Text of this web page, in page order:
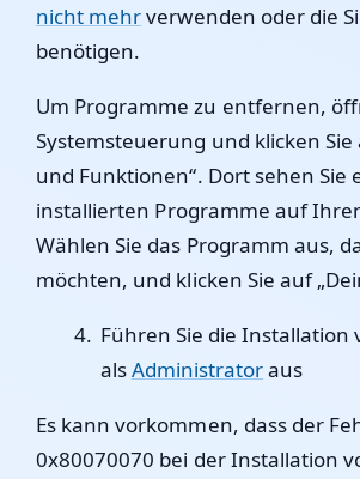
nicht mehrverwenden oder die
benötigen.
Um Programme zu entfernen,
Systemsteuerung und klicken
und Funktionen“. Dort sehen Sie
installierten Programme auf
Wählen Sie das Programm aus,
möchten, und klicken Sie auf
Führen Sie die Installation
alsAdministratoraus
Es kann vorkommen, dass der
0x80070070 bei der Installation